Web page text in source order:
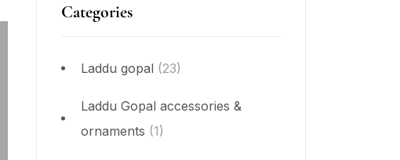
Categories
Laddu gopal (23)
Laddu Gopal accessories &
ornaments (1)